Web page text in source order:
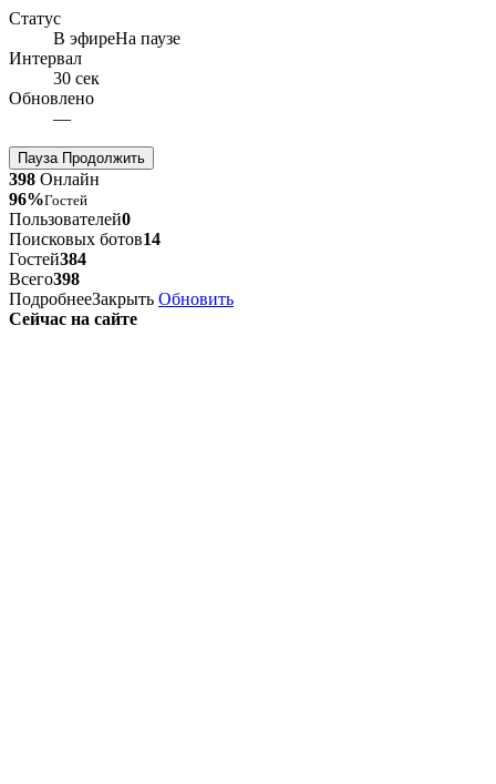
Статус
В эфиреНа паузе
Интервал
30 сек
Обновлено
—
ПаузаПродолжить
398 Онлайн
96%Гостей
Пользователей0
Поисковых ботов14
Гостей384
Всего398
ПодробнееЗакрыть Обновить
Сейчас на сайте